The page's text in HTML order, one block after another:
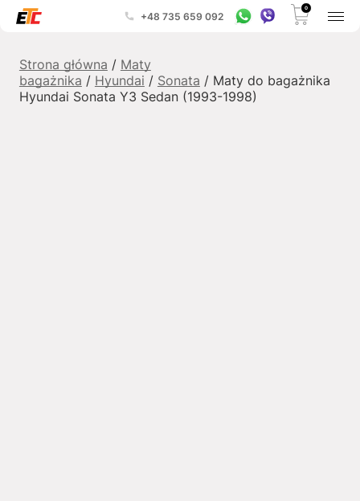
+48 735 659 092
0
Strona główna / Maty
bagażnika / Hyundai / Sonata / Maty do bagażnika
Hyundai Sonata Y3 Sedan (1993-1998)